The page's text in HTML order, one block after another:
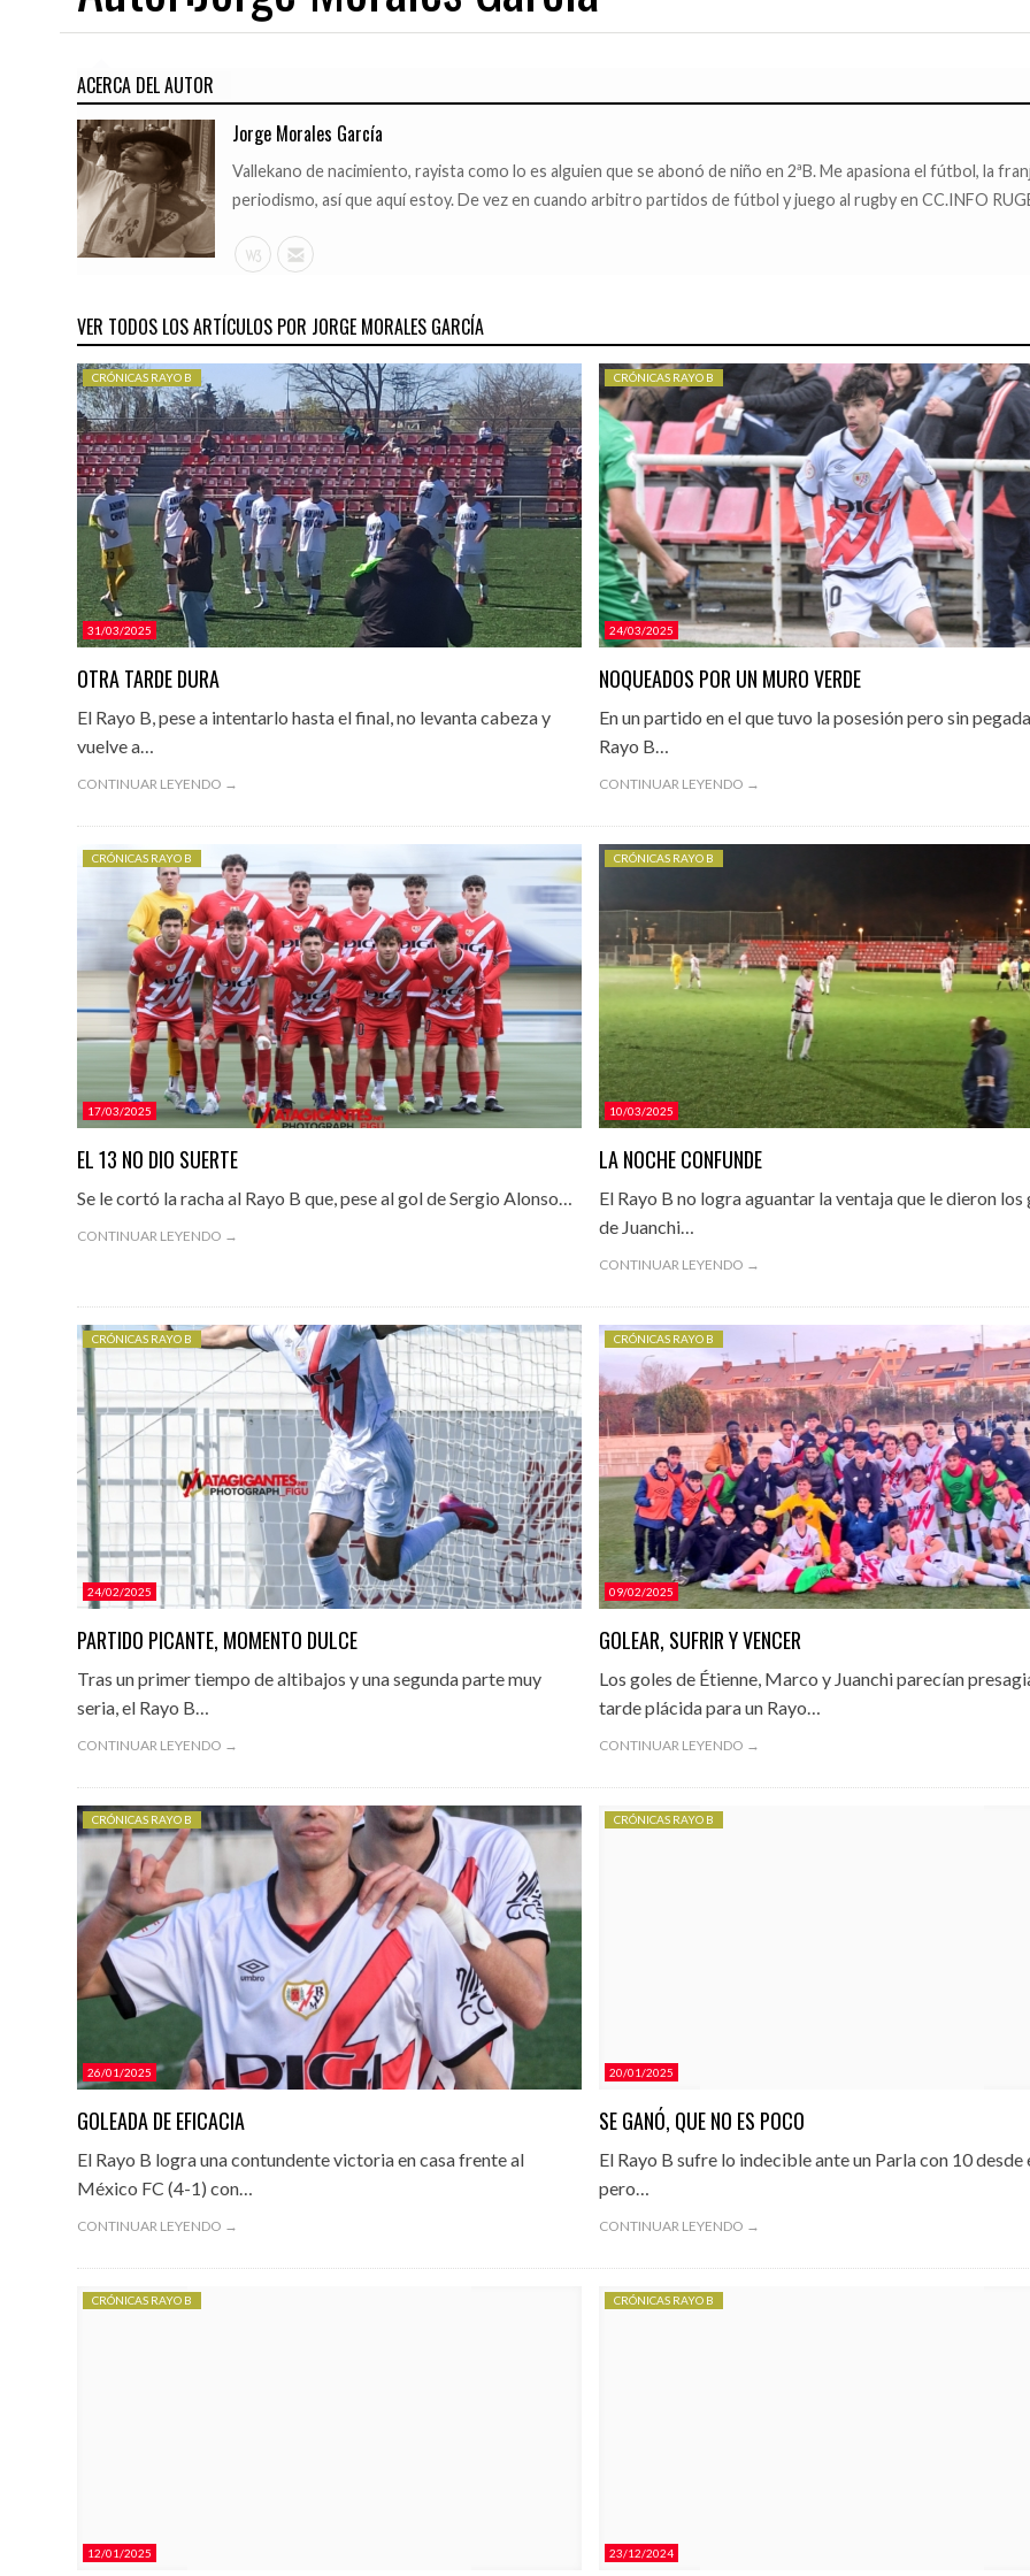
03/08/2026
EL JUVENIL A 26/27 COMIENZA EN EL EXILIO
03/08/2026
EL RAYO B 2026/27 COMIENZA EN EL EXILIO
01/08/2026 31/07/2026
ACERCA DEL AUTOR
Jorge Morales García
Vallekano de nacimiento, rayista como lo es alguien que se abonó de niño en 2ªB. Me apasiona el fútbol, la
periodismo, así que aquí estoy. De vez en cuando arbitro partidos de fútbol y juego al rugby en CC.INFO
VER TODOS LOS ARTÍCULOS POR JORGE MORALES GARCÍA
31/03/2025
CRÓNICAS RAYO B
OTRA TARDE DURA
El Rayo B, pese a intentarlo hasta el final, no levanta cabeza y
vuelve a…
CONTINUAR LEYENDO →
24/03/2025
CRÓNICAS RAYO B
NOQUEADOS POR UN MURO VERDE
En un partido en el que tuvo la posesión pero sin
Rayo B…
CONTINUAR LEYENDO →
17/03/2025
CRÓNICAS RAYO B
EL 13 NO DIO SUERTE
Se le cortó la racha al Rayo B que, pese al gol de Sergio Alonso…
CONTINUAR LEYENDO →
10/03/2025
CRÓNICAS RAYO B
LA NOCHE CONFUNDE
El Rayo B no logra aguantar la ventaja que le dieron los
de Juanchi…
CONTINUAR LEYENDO →
24/02/2025
CRÓNICAS RAYO B
PARTIDO PICANTE, MOMENTO DULCE
Tras un primer tiempo de altibajos y una segunda parte muy
seria, el Rayo B…
CONTINUAR LEYENDO →
09/02/2025
CRÓNICAS RAYO B
GOLEAR, SUFRIR Y VENCER
Los goles de Étienne, Marco y Juanchi parecían
tarde plácida para un Rayo…
CONTINUAR LEYENDO →
26/01/2025
CRÓNICAS RAYO B
GOLEADA DE EFICACIA
El Rayo B logra una contundente victoria en casa frente al
México FC (4-1) con…
CONTINUAR LEYENDO →
20/01/2025
CRÓNICAS RAYO B
SE GANÓ, QUE NO ES POCO
El Rayo B sufre lo indecible ante un Parla con 10 desde
pero…
CONTINUAR LEYENDO →
12/01/2025
CRÓNICAS RAYO B
23/12/2024
CRÓNICAS RAYO B